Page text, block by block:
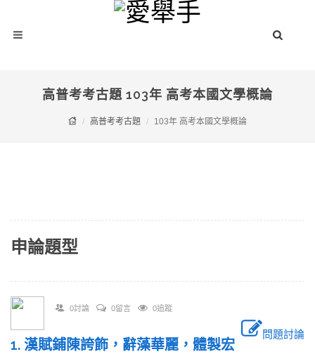
高普考考古題 103年 高考本國文學概論
高普考考古題 103年 高考本國文學概論
申論題型
0討論 0留言 0追蹤
問題討論
1. 漢賦鋪陳誇飾，辭藻華麗，體製宏